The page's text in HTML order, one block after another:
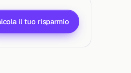
il tuo risparmio